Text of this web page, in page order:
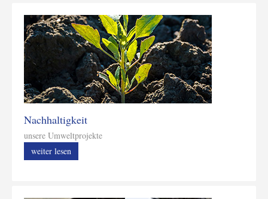
Nachhaltigkeit
unsere Umweltprojekte
weiter lesen